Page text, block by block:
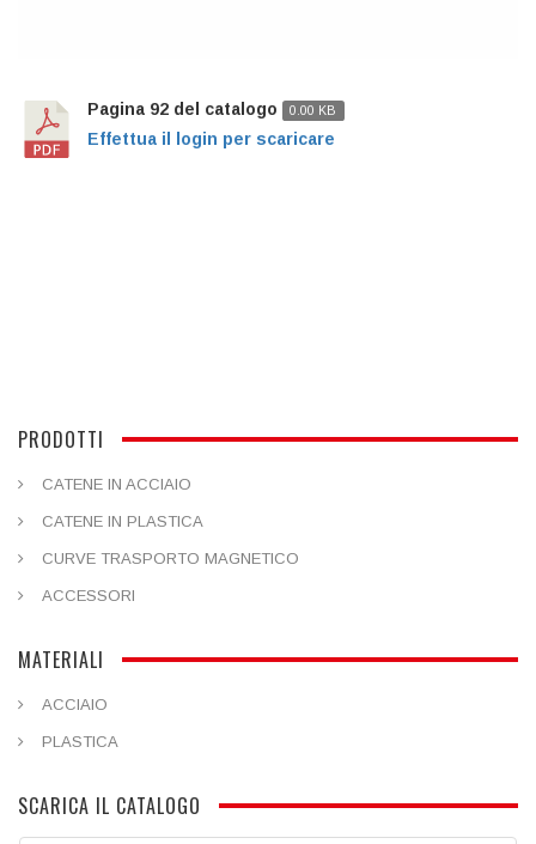
Pagina 92 del catalogo 0.00 KB
Effettua il login per scaricare
PRODOTTI
CATENE IN ACCIAIO
CATENE IN PLASTICA
CURVE TRASPORTO MAGNETICO
ACCESSORI
MATERIALI
ACCIAIO
PLASTICA
SCARICA IL CATALOGO